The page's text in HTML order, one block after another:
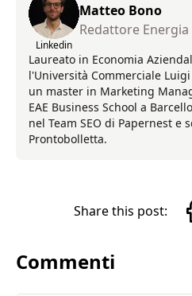
Linkedin
Matteo Bono
Redattore Energia
Laureato in Economia
l'Università Commerciale
un master in Marketing
EAE Business School a
nel Team SEO di Papernest e
Prontobolletta.
Share this post:
Commenti